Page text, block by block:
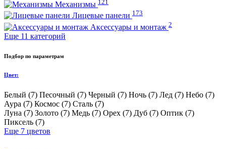
Механизмы 121
Лицевые панели 173
Аксессуары и монтаж 2
Еще 11 категорий
Подбор по параметрам
Цвет:
Белый (7) Песочный (7) Черный (7) Ночь (7) Лед (7) Небо (7)
Аура (7) Космоc (7) Сталь (7)
Луна (7) Золото (7) Медь (7) Орех (7) Дуб (7) Оптик (7)
Пиксель (7)
Еще 7 цветов